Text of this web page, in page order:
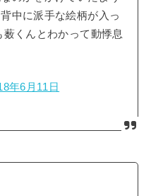
中に派手な絵柄が入っ
くんとわかって動悸息
年6月11日